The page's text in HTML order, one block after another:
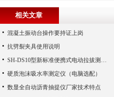
相关文章
混凝土振动台操作要持证上岗
抗劈裂夹具使用说明
SH-DS10型新标准便携式电动拉拔测试仪
硬质泡沫吸水率测定仪（电脑选配）
数显全自动沥青抽提仪厂家技术特点